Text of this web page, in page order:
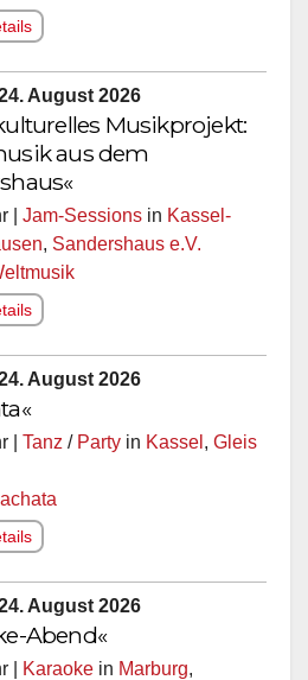
August 2026
Musikprojekt:
aus dem
| Jam-Sessions in Kassel-
, Sandershaus e.V.
August 2026
| Tanz / Party in Kassel , Gleis
August 2026
Abend«
| Karaoke in Marburg,